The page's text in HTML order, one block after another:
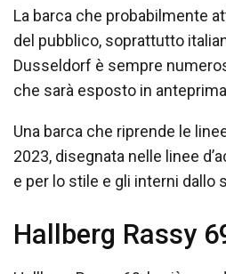
La barca che probabilmente
del pubblico, soprattutto
Dusseldorf è sempre
che sarà esposto in
Una barca che riprende le
2023, disegnata nelle linee
e per lo stile e gli interni dallo
Hallberg Rassy